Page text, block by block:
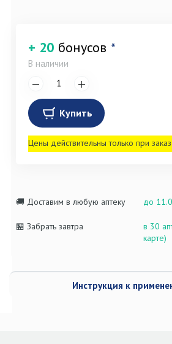
+ 20 бонусов *
В наличии
Купить
Цены действительны только при
🚚 Доставим в любую аптеку до
🏪 Забрать завтра
в 30
карте)
Инструкция к